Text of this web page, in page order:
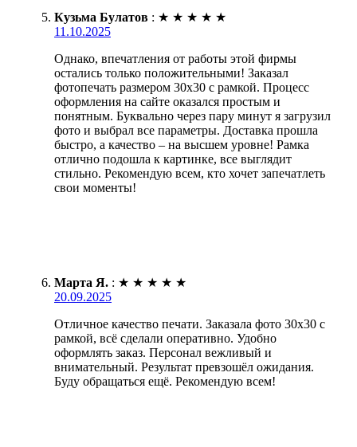
Кузьма Булатов : ★ ★ ★ ★ ★
11.10.2025
Однако, впечатления от работы этой фирмы
остались только положительными! Заказал
фотопечать размером 30х30 с рамкой. Процесс
оформления на сайте оказался простым и
понятным. Буквально через пару минут я загрузил
фото и выбрал все параметры. Доставка прошла
быстро, а качество – на высшем уровне! Рамка
отлично подошла к картинке, все выглядит
стильно. Рекомендую всем, кто хочет запечатлеть
свои моменты!
Марта Я. : ★ ★ ★ ★ ★
20.09.2025
Отличное качество печати. Заказала фото 30х30 с
рамкой, всё сделали оперативно. Удобно
оформлять заказ. Персонал вежливый и
внимательный. Результат превзошёл ожидания.
Буду обращаться ещё. Рекомендую всем!